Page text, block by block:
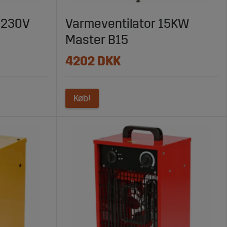
priser og hurtig levering er vi din
og sikkert arbejdsmiljø i dag.
Varmeventilator 15KW
Master B15
4202 DKK
Køb!